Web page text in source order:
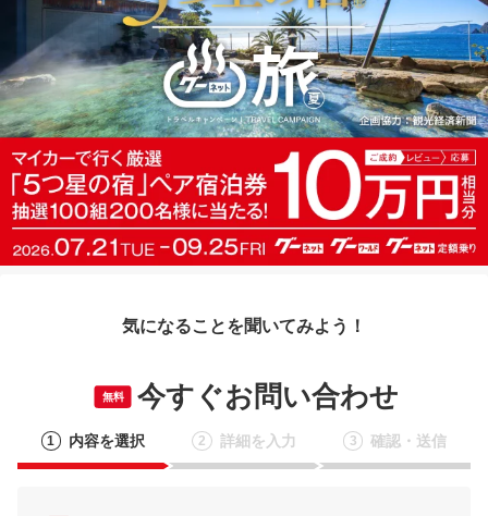
気になることを聞いてみよう！
無料 今すぐお問い合わせ
1 内容を選択 2 詳細を入力 3 確認・送信